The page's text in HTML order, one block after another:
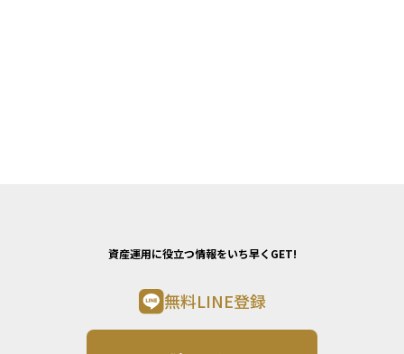
資産運用に役立つ情報をいち早くGET!
無料LINE登録